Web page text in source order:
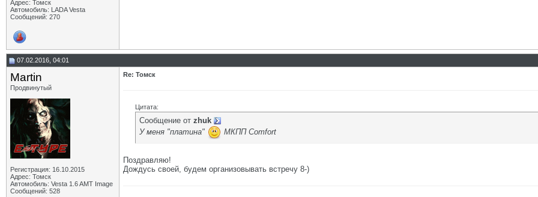
Адрес: Томск
Автомобиль: LADA Vesta
Сообщений: 270
07.02.2016, 04:01
Martin
Продвинутый
Регистрация: 16.10.2015
Адрес: Томск
Автомобиль: Vesta 1.6 AMT Image
Сообщений: 528
Re: Томск
Цитата:
Сообщение от zhuk
У меня "платина"
МКПП Comfort
Поздравляю!
Дождусь своей, будем организовывать встречу 8-)